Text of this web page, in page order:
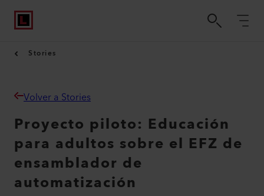
Stories
Volver a Stories
Proyecto piloto: Educación
para adultos sobre el EFZ de
ensamblador de
automatización